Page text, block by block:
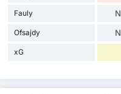
Fauly
Ofsajdy
xG